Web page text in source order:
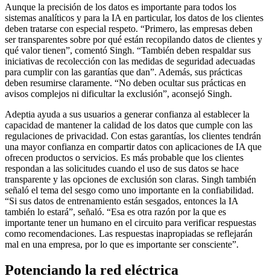
Aunque la precisión de los datos es importante para todos los
sistemas analíticos y para la IA en particular, los datos de los clientes
deben tratarse con especial respeto. “Primero, las empresas deben
ser transparentes sobre por qué están recopilando datos de clientes y
qué valor tienen”, comentó Singh. “También deben respaldar sus
iniciativas de recolección con las medidas de seguridad adecuadas
para cumplir con las garantías que dan”. Además, sus prácticas
deben resumirse claramente. “No deben ocultar sus prácticas en
avisos complejos ni dificultar la exclusión”, aconsejó Singh.
Adeptia ayuda a sus usuarios a generar confianza al establecer la
capacidad de mantener la calidad de los datos que cumple con las
regulaciones de privacidad. Con estas garantías, los clientes tendrán
una mayor confianza en compartir datos con aplicaciones de IA que
ofrecen productos o servicios. Es más probable que los clientes
respondan a las solicitudes cuando el uso de sus datos se hace
transparente y las opciones de exclusión son claras. Singh también
señaló el tema del sesgo como uno importante en la confiabilidad.
“Si sus datos de entrenamiento están sesgados, entonces la IA
también lo estará”, señaló. “Esa es otra razón por la que es
importante tener un humano en el circuito para verificar respuestas
como recomendaciones. Las respuestas inapropiadas se reflejarán
mal en una empresa, por lo que es importante ser consciente”.
Potenciando la red eléctrica